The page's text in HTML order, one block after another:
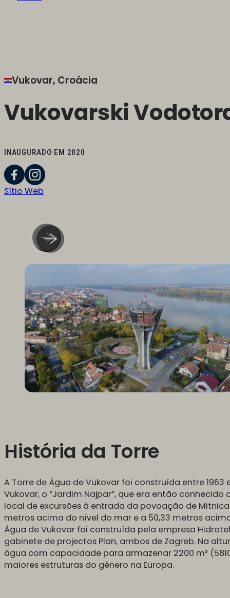
Vukovar, Croácia
Vukovarski
Sítio Web
INAUGURADO EM 2020
História da Torre
A Torre de Água de Vukovar foi construída entre 1963
Vukovar, o “Jardim Najpar”, que era então
local de excursões à entrada da povoação de
metros acima do nível do mar e a 50,33 metros
Água de Vukovar foi construída pela empresa
gabinete de projectos Plan, ambos de Zagreb. Na
água com capacidade para armazenar 2200 m³
maiores estruturas do género na Europa.